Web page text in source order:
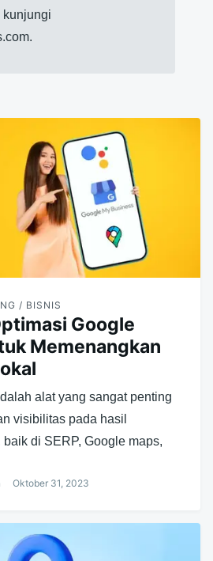
kunjungi
/ BISNIS
Google
Memenangkan
alat yang sangat penting
visibilitas pada hasil
di SERP, Google maps,
Oktober 31, 2023